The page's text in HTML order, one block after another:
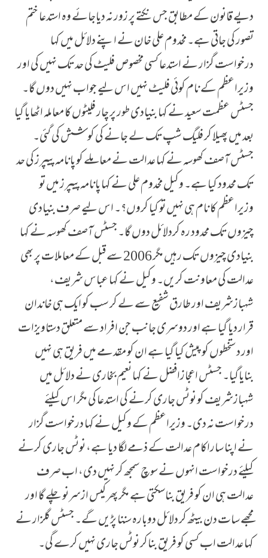
دیے قانون کے مطابق جس نکتے پر زور نہ دیاجائے وہ استدعا ختم
تصور کی جاتی ہے۔ مخدوم علی خان نے اپنے دلائل میں کہا
درخواست گزار نے استدعا کسی مخصوص فلیٹ کی حد تک نہیں کی اور
وزیراعظم کے نام کوئی فلیٹ نہیں اس لیے جواب نہیں دوں گا۔
جسٹس عظمت سعید نے کہا بنیادی طور پر چار فلیٹوں کا معاملہ اٹھایا گیا
بعد میں پھیلا کر فلیگ شپ تک لے جانے کی کوشش کی گئی۔
جسٹس آصف کھوسہ نے کہا عدالت نے معاملے کو پانامہ پیپرز کی حد
تک محدود کیا ہے۔ وکیل مخدوم علی نے کہا پانامہ پیپرز میں تو
وزیراعظم کا نام ہی نہیں تو کیا کروں؟۔ اس لیے صرف بنیادی
چیزوں تک محدود رہ کردلائل دوں گا۔ جسٹس آصف کھوسہ نے کہا
بنیادی چیزوں تک رہیں مگر 2006 سے قبل کے معاملات پر بھی
عدالت کی معاونت کریں۔ وکیل نے کہا عباس شریف،
شہبازشریف اور طارق شفیع سے لے کر سب کو ایک ہی خاندان
قرار دیا گیا ہے اور دوسری جانب جن افراد سے متعلق دستاویزات
اور دستخطوں کو پیش کیا گیا ہے ان کو مقدمے میں فریق ہی نہیں
بنایاگیا۔ جسٹس اعجازافضل نے کہا نعیم بخاری نے دلائل میں
شہبازشریف کو نوٹس جاری کرنے کی استدعا کی مگر اس کیلئے
درخواست نہ دی۔ وزیراعظم کے وکیل نے کہا درخواست گزار
نے اپنا ساراکام عدالت کے ذمے لگا دیا ہے، نوٹس جاری کرنے
کیلئے درخواست انہوں نے سوچ سمجھ کر نہیں دی، اب صرف
عدالت ہی ان کو فریق بناسکتی ہے مگر پھر کیس ازسرنو چلے گا اور
مجھے سات دن بیٹھ کر دلائل دوبارہ سننا پڑیں گے۔ جسٹس گلزار نے
کہا عدالت اب کسی کو فریق بناکر نوٹس جاری نہیں کرے گی۔